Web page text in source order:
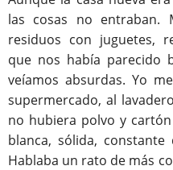
las cosas no entraban.
residuos con juguetes,
que nos había parecido
veíamos absurdas. Yo
supermercado, al
no hubiera polvo y
blanca, sólida,
Hablaba un rato de más